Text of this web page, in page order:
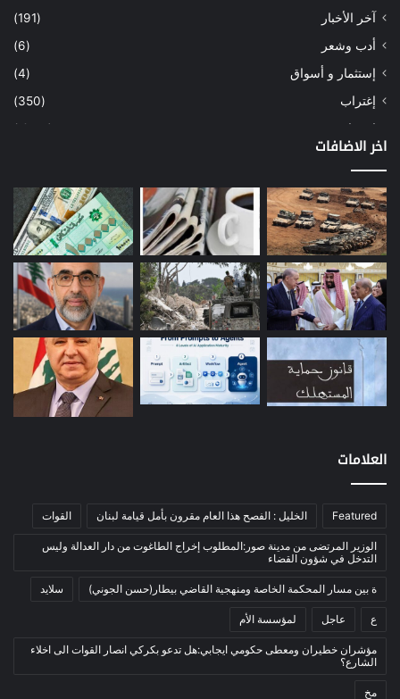
آخر الأخبار
(191)
أدب وشعر
(6)
إستثمار و أسواق
(4)
إغتراب
(350)
إقتصاد
(1٬041)
إعمار
(3)
بيئة
(16)
دراسة
(24)
طاقة
(12)
مصارف
(168)
معادن
(1)
موازنة
نفط
(91)
اتصالات
الرئيسية
العالم العربي
المحكمة الخاصة
بيئة
أدب وشعر
إعلام
بروفايل
اخر الاضافات
العلامات
Featured الخليل : الفصح هذا العام مقرون بأمل قيامة لبنان القوات
الوزير المرتضى من مدينة صور:المطلوب إخراج الطاغوت من دار العدالة وليس
التدخل في شؤون القضاء
ة بين مسار المحكمة الخاصة ومنهجية القاضي بيطار(حسن الجوني) سلايد
ع عاجل لمؤسسة الأم
مؤشران خطيران ومعطى حكومي ايجابي:هل تدعو بكركي انصار القوات الى اخلاء
الشارع؟
مخ